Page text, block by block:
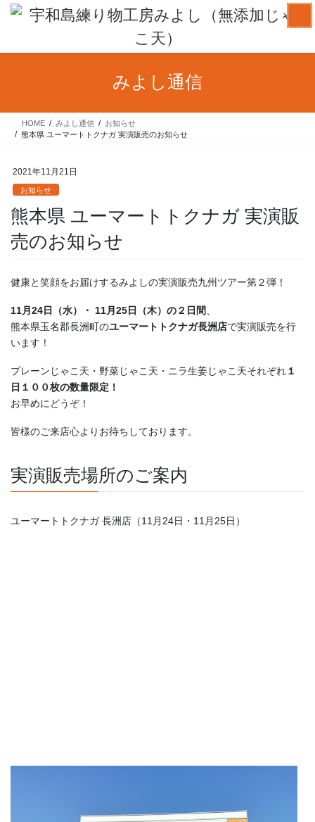
ン
ー
みよし通信
HOME みよし通信
お知らせ
熊本県 ユーマートトクナガ 実演販売のお知らせ
2021年11月21日
お知らせ
熊本県 ユーマートトクナガ 実演販
売のお知らせ
健康と笑顔をお届けするみよしの実演販売九州ツアー第２弾！
11月24日（水）・ 11月25日（木）の２日間
熊本県玉名郡長洲町のユーマートトクナガ長洲店で実演販売を行
います！
プレーンじゃこ天・野菜じゃこ天・ニラ生姜じゃこ天それぞれ１
日１００枚の数量限定！
お早めにどうぞ！
皆様のご来店心よりお待ちしております。
実演販売場所のご案内
ユーマートトクナガ 長洲店（11月24日・11月25日）